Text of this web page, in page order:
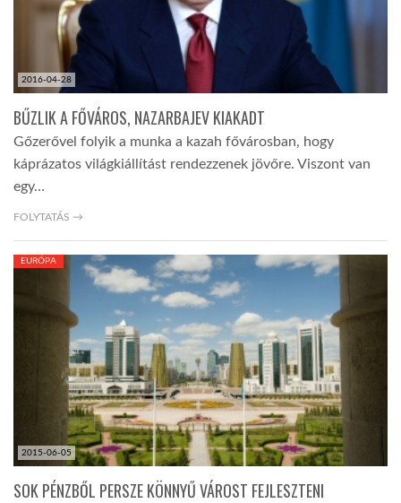
2016-04-28
BŰZLIK A FŐVÁROS, NAZARBAJEV KIAKADT
Gőzerővel folyik a munka a kazah fővárosban, hogy
káprázatos világkiállítást rendezzenek jövőre. Viszont van
egy…
FOLYTATÁS →
2015-06-05
EURÓPA
SOK PÉNZBŐL PERSZE KÖNNYŰ VÁROST FEJLESZTENI